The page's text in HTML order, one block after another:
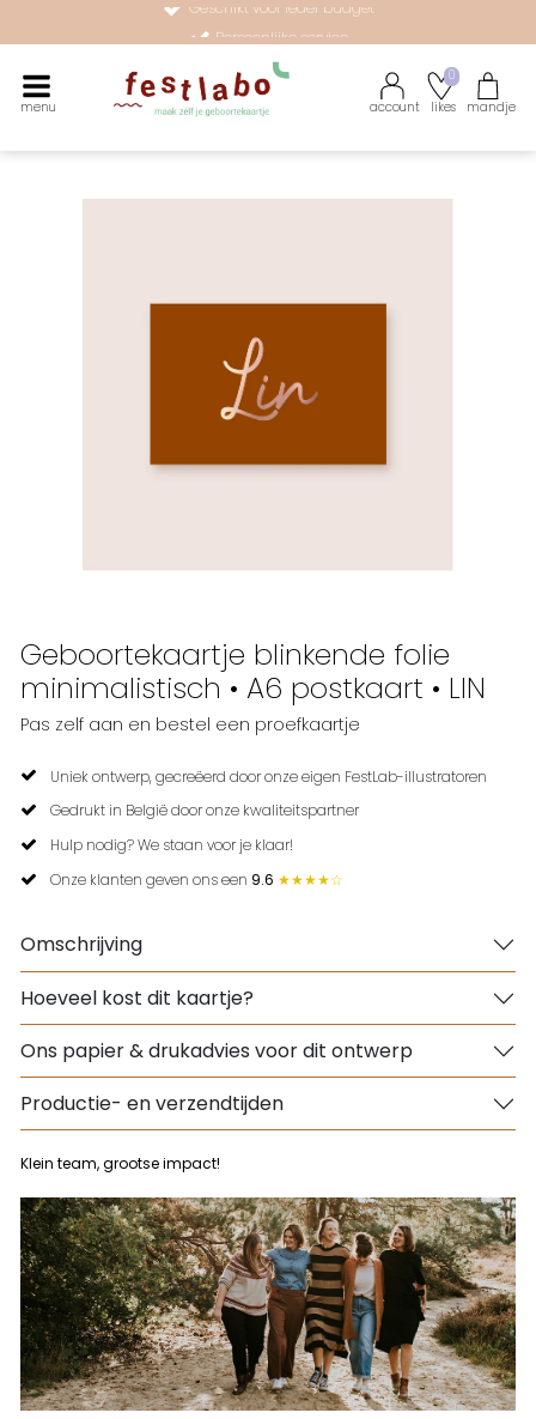
menu account likes
0
mandje
Geboortekaartje blinkende folie
minimalistisch • A6 postkaart • LIN
Pas zelf aan en bestel een proefkaartje
Uniek ontwerp, gecreëerd door onze eigen FestLab-illustratoren
Gedrukt in België door onze kwaliteitspartner
Hulp nodig? We staan voor je klaar!
Onze klanten geven ons een 9.6 ★★★★☆
Omschrijving
Hoeveel kost dit kaartje?
Ons papier & drukadvies voor dit ontwerp
Productie- en verzendtijden
Klein team, grootse impact!